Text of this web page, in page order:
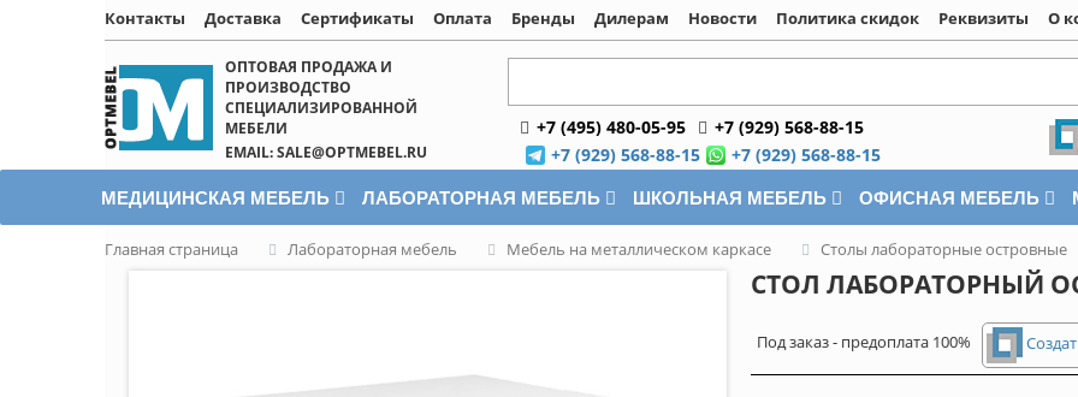
Контакты Доставка Сертификаты Оплата Бренды Дилерам Новости Политика скидок Реквизиты
О
Написать онлайнОПТОВАЯ ПРОДАЖА И
ПРОИЗВОДСТВО
СПЕЦИАЛИЗИРОВАННОЙ
МЕБЕЛИ
EMAIL: SALE@OPTMEBEL.RU
+7 (495) 480-05-95
+7 (929) 568-88-15
+7 (929) 568-88-15
+7 (929) 568-88-15
МЕДИЦИНСКАЯ МЕБЕЛЬ ЛАБОРАТОРНАЯ МЕБЕЛЬ ШКОЛЬНАЯ МЕБЕЛЬ ОФИСНАЯ МЕБЕЛЬ
Главная страница Лабораторная мебель Мебель на металлическом каркасе Столы лабораторные островные
СТОЛ ЛАБОРАТОРНЫЙ
Под заказ - предоплата 100%